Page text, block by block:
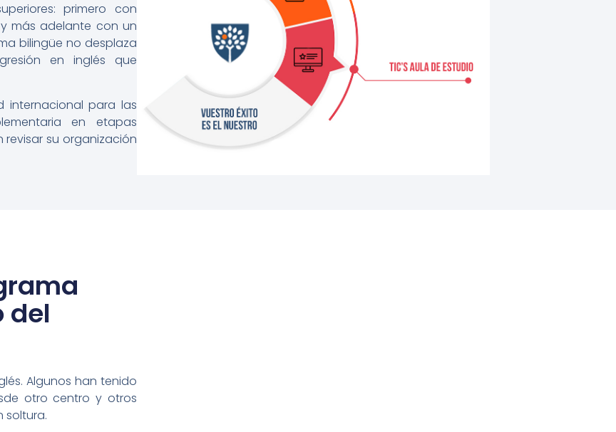
primero con
más adelante con un
bilingüe no desplaza
en inglés que
internacional para las
en etapas
revisar su organización
del
Algunos han tenido
otro centro y otros
soltura.